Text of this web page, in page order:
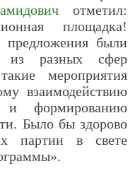
отметил:
площадка!
были
из разных сфер
мероприятия
взаимодействию
формированию
Было бы здорово
партии в свете